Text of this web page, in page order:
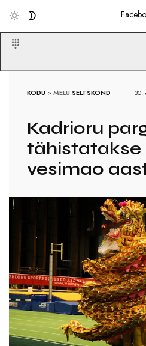
KODU >MELU SELTSKOND
Kadrioru
tähistatakse
vesimao